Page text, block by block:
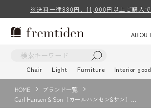
※送料一律880円、11,000円以上ご購入
ABOUT
Chair Light Furniture Interior
HOME
ブランド一覧
Carl Hansen & Son（カールハンセン&サン）…